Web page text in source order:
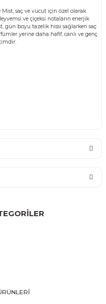
Mist, saç ve vücut için özel olarak
ve çiçeksi notaların enerjik
gün boyu tazelik hissi sağlarken saç
yerine daha hafif, canlı ve genç
öneri formunu